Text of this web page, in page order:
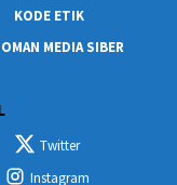
KODE ETIK
MEDIA SIBER
Twitter
Instagram